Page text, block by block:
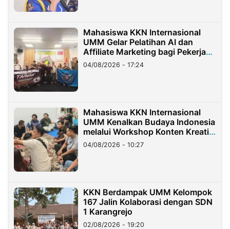
Mahasiswa KKN Internasional
UMM Gelar Pelatihan AI dan
Affiliate Marketing bagi Pekerja
Migran Indonesia di Taiwan
04/08/2026 - 17:24
Mahasiswa KKN Internasional
UMM Kenalkan Budaya Indonesia
melalui Workshop Konten Kreatif
di Taiwan
04/08/2026 - 10:27
KKN Berdampak UMM Kelompok
167 Jalin Kolaborasi dengan SDN
1 Karangrejo
02/08/2026 - 19:20